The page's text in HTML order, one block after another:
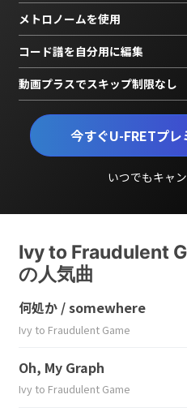
今すぐU-FRETプ
いつでもキャ
メトロノームを使用
コード譜を自分用に編集
動画プラスでスキップ制限なし
Ivy to Fraudulent
の人気曲
何処か / somewhere
Ivy to Fraudulent Game
Oh, My Graph
Ivy to Fraudulent Game